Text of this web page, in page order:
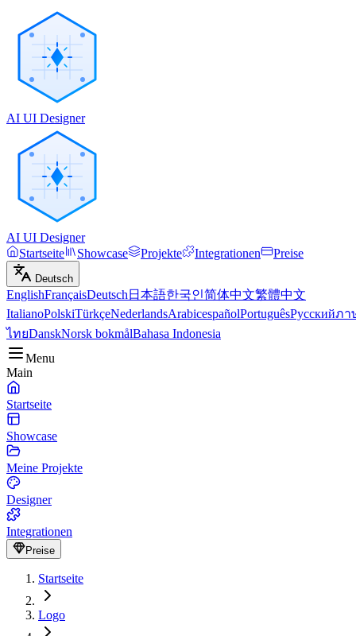
AI UI Designer
AI UI Designer
Startseite
Showcase Projekte Integrationen Preise
Deutsch
EnglishFrançaisDeutsch 日本語한국인简体中文繁體中文
ItalianoPolskiTürkçeNederlandsArabicespañolPortuguêsРусскийภา
ไทยDanskNorsk bokmålBahasa Indonesia
Menu
Main
Startseite
Showcase
Meine Projekte
Designer
Integrationen
Preise
Startseite
Logo